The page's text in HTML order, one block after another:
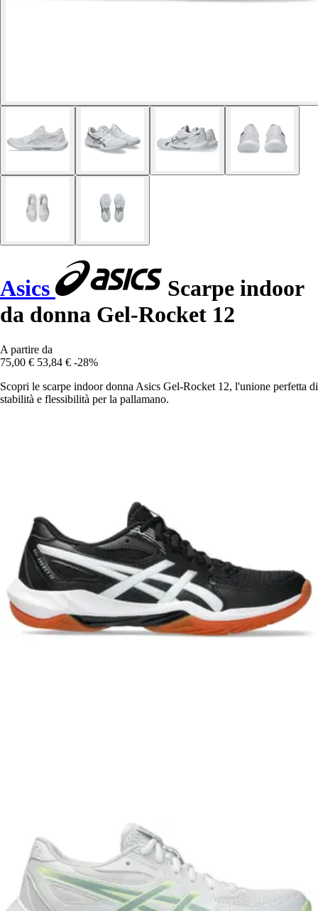
Asics
Scarpe indoor
da donna Gel-Rocket 12
A partire da
75,00 € 53,84 € -28%
Scopri le scarpe indoor donna Asics Gel-Rocket 12, l'unione perfetta di
stabilità e flessibilità per la pallamano.